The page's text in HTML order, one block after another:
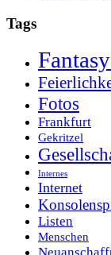
Tags
Fotos
Frankfurt
Gekritzel
Internes
Internet
Listen
Menschen